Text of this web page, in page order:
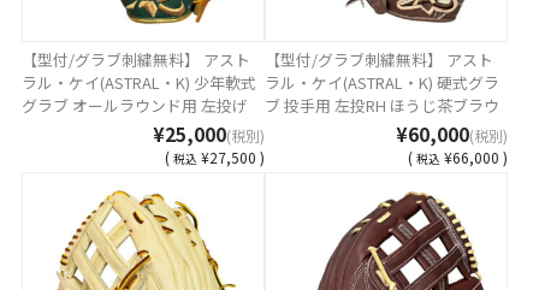
【型付/グラブ刺繍無料】 アスト
ラル・ケイ(ASTRAL・K) 少年軟式
グラブ オールラウンド用 左投げ
RH ダークグリーン ステアレザー
日本製 AST-26JSMH-DGREEN [ 型
付け無料 少年軟式グラブ刺繍1ヶ
所無料(単色のみ)※縁取り・影付
きの場合、1ヶ所+3300円(税込)]
¥25,000(税別)
( 税込 ¥27,500 )
【型付/グラブ刺繍無料】 アスト
ラル・ケイ(ASTRAL・K) 硬式グラ
ブ 投手用 左投RH ほうじ茶ブラウ
ン リガーレバック MADE IN
TSURUGA JAPAN AST-LG1K-
HBRTH [ 型付け無料 硬式グラブ刺
繍2ヶ所無料(単色のみ)※縁取り・
影付きの場合、1ヶ所+3300円(税
¥60,000(税別)
( 税込 ¥66,000 )